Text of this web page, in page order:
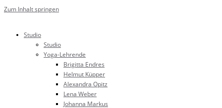
Zum Inhalt springen
Studio
Studio
Yoga-Lehrende
Brigitta Endres
Helmut Küpper
Alexandra Opitz
Lena Weber
Johanna Markus